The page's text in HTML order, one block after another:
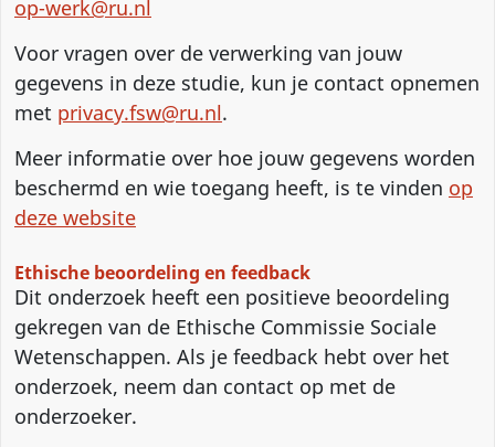
op-werk@ru.nl
Voor vragen over de verwerking van jouw
gegevens in deze studie, kun je contact opnemen
met privacy.fsw@ru.nl.
Meer informatie over hoe jouw gegevens worden
beschermd en wie toegang heeft, is te vinden op
deze website
Ethische beoordeling en feedback
Dit onderzoek heeft een positieve beoordeling
gekregen van de Ethische Commissie Sociale
Wetenschappen. Als je feedback hebt over het
onderzoek, neem dan contact op met de
onderzoeker.